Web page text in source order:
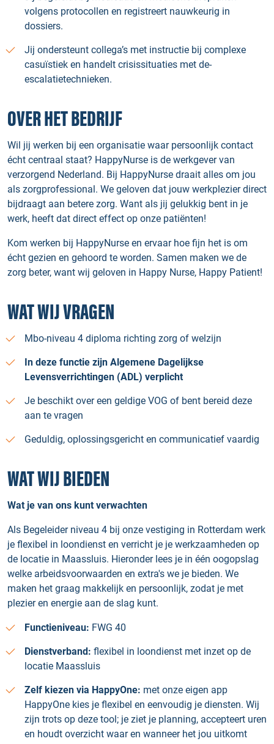
volgens protocollen en registreert nauwkeurig in
dossiers.
Jij ondersteunt collega’s met instructie bij complexe
casuïstiek en handelt crisissituaties met de-
escalatietechnieken.
OVER HET BEDRIJF
Wil jij werken bij een organisatie waar persoonlijk contact
écht centraal staat? HappyNurse is de werkgever van
verzorgend Nederland. Bij HappyNurse draait alles om jou
als zorgprofessional. We geloven dat jouw werkplezier direct
bijdraagt aan betere zorg. Want als jij gelukkig bent in je
werk, heeft dat direct effect op onze patiënten!
Kom werken bij HappyNurse en ervaar hoe fijn het is om
écht gezien en gehoord te worden. Samen maken we de
zorg beter, want wij geloven in Happy Nurse, Happy Patient!
WAT WIJ VRAGEN
Mbo-niveau 4 diploma richting zorg of welzijn
In deze functie zijn Algemene Dagelijkse
Levensverrichtingen (ADL) verplicht
Je beschikt over een geldige VOG of bent bereid deze
aan te vragen
Geduldig, oplossingsgericht en communicatief vaardig
WAT WIJ BIEDEN
Wat je van ons kunt verwachten
Als Begeleider niveau 4 bij onze vestiging in Rotterdam werk
je flexibel in loondienst en verricht je je werkzaamheden op
de locatie in Maassluis. Hieronder lees je in één oogopslag
welke arbeidsvoorwaarden en extra's we je bieden. We
maken het graag makkelijk en persoonlijk, zodat je met
plezier en energie aan de slag kunt.
Functieniveau: FWG 40
Dienstverband: flexibel in loondienst met inzet op de
locatie Maassluis
Zelf kiezen via HappyOne: met onze eigen app
HappyOne kies je flexibel en eenvoudig je diensten. Wij
zijn trots op deze tool; je ziet je planning, accepteert uren
en houdt overzicht waar en wanneer het jou uitkomt